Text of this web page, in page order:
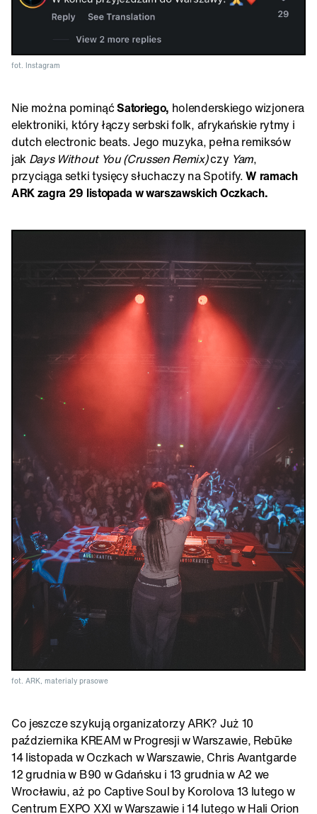
fot. Instagram
Nie można pominąćSatoriego, holenderskiego wizjonera
elektroniki, który łączy serbski folk, afrykańskie rytmy i
dutch electronic beats. Jego muzyka, pełna remiksów
jak Days Without You (Crussen Remix)czy Yam,
przyciąga setki tysięcy słuchaczy na Spotify.W ramach
ARK zagra 29 listopada w warszawskich Oczkach.
fot. ARK, materialy prasowe
Co jeszcze szykują organizatorzy ARK? Już 10
października KREAM w Progresji w Warszawie, Rebūke
14 listopada w Oczkach w Warszawie, Chris Avantgarde
12 grudnia w B90 w Gdańsku i 13 grudnia w A2 we
Wrocławiu, aż po Captive Soul by Korolova 13 lutego w
Centrum EXPO XXI w Warszawie i 14 lutego w Hali Orion